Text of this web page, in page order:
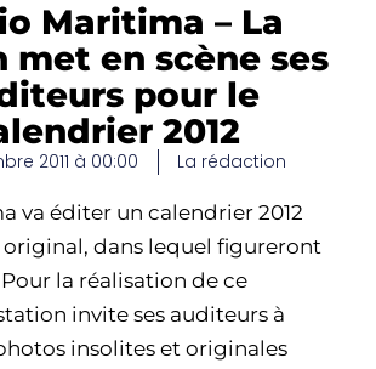
Maritima – La
met en scène ses
pour le
2012
2011 à 00:00 La rédaction
va éditer un calendrier 2012
dans lequel figureront
la réalisation de ce
invite ses auditeurs à
insolites et originales